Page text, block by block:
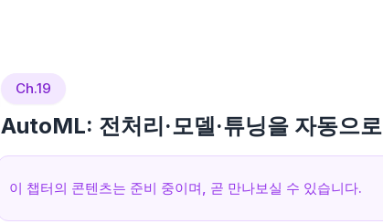
Ch.19
AutoML: 전처리·모델·튜닝을 자동으로
이 챕터의 콘텐츠는 준비 중이며, 곧 만나보실 수 있습니다.